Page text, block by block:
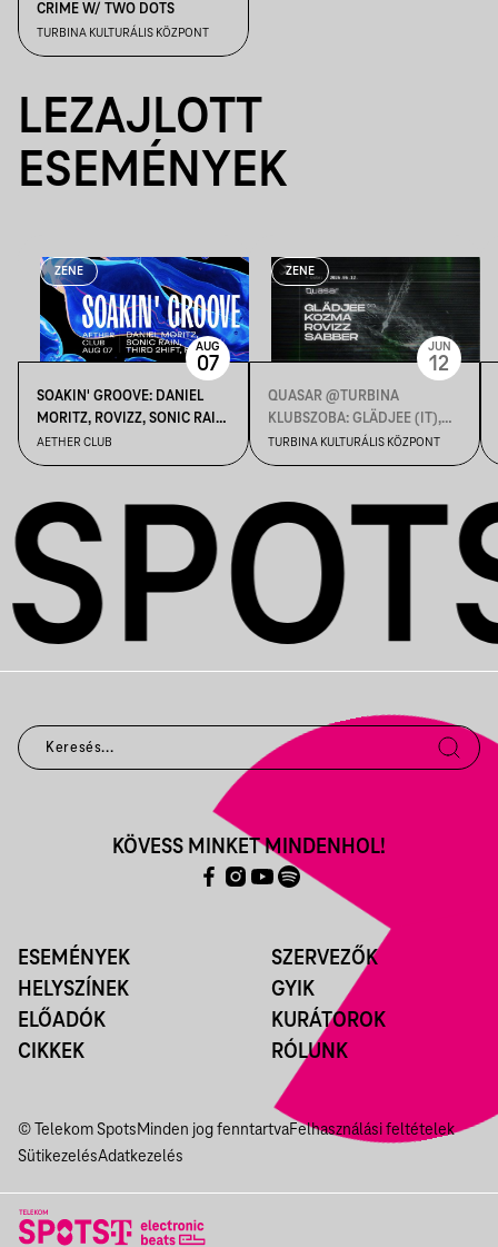
CRIME W/ TWO DOTS
TURBINA KULTURÁLIS KÖZPONT
LEZAJLOTT
ESEMÉNYEK
ZENE
SOAKIN' GROOVE: DANIEL
MORITZ, ROVIZZ, SONIC RAIN,
THIRD 2HIFT
AETHER CLUB
AUG
07
ZENE
QUASAR @TURBINA
KLUBSZOBA: GLÄDJEE (IT),
KOZMA, ROVIZZ, SABBER
TURBINA KULTURÁLIS KÖZPONT
JUN
12
ESEMÉNYEK
HELYSZÍNEK
ELŐADÓK
CIKKEK
SZERVEZŐK
GYIK
KURÁTOROK
RÓLUNK
KÖVESS MINKET MINDENHOL!
© Telekom SpotsMinden jog fenntartvaFelhasználási feltételek
SütikezelésAdatkezelés